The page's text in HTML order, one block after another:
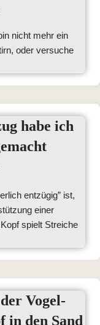
nicht mehr ein
oder versuche
habe ich
entzügig” ist,
einer
spielt Streiche
Vogel-
in den Sand